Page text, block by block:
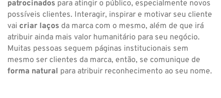
patrocinados para atingir o público, especialmente novos
possíveis clientes. Interagir, inspirar e motivar seu cliente
vai criar laços da marca com o mesmo, além de que irá
atribuir ainda mais valor humanitário para seu negócio.
Muitas pessoas seguem páginas institucionais sem
mesmo ser clientes da marca, então, se comunique de
forma natural para atribuir reconhecimento ao seu nome.